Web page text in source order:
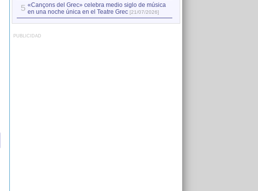
5 «Cançons del Grec» celebra medio siglo de música
en una noche única en el Teatre Grec [21/07/2026]
PUBLICIDAD